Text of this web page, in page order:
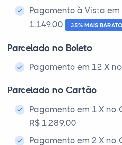
Pagamento à Vista em
1.149,00
35% MAIS BARATO
Parcelado no Boleto
Pagamento em 12 X
Parcelado no Cartão
Pagamento em 1 X
R$ 1.289,00
Pagamento em 2 X